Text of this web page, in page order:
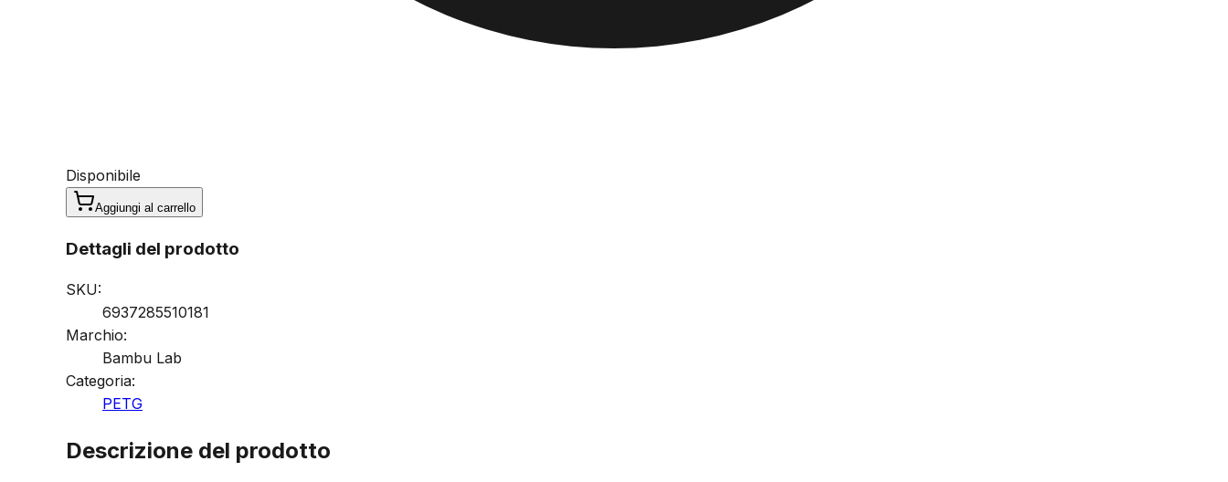
Disponibile
Aggiungi al carrello
Dettagli del prodotto
SKU:
6937285510181
Marchio:
Bambu Lab
Categoria:
PETG
Descrizione del prodotto